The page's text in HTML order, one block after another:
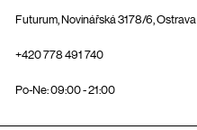
Futurum, Novinářská 3178/6, Ostrava
+420 778 491 740
Po-Ne: 09:00 - 21:00